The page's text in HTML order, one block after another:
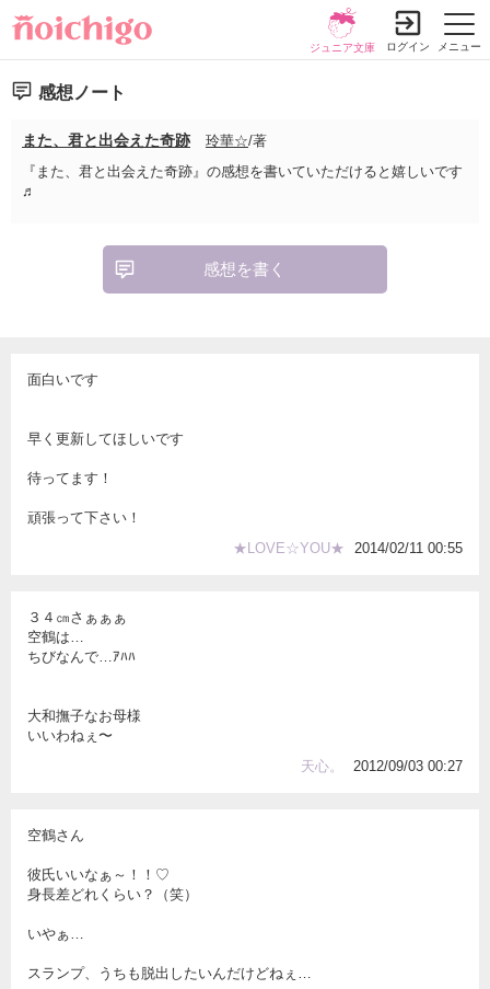
メニュー
ジュニア文庫 ログイン
感想ノート
また、君と出会えた奇跡 玲華☆/著
『また、君と出会えた奇跡』の感想を書いていただけると嬉しいです
♬
感想を書く
面白いです
早く更新してほしいです
待ってます！
頑張って下さい！
★LOVE☆YOU★
2014/02/11 00:55
３４㎝さぁぁぁ
空鶴は…
ちびなんで…ｱﾊﾊ
大和撫子なお母様
いいわねぇ〜
天心。
2012/09/03 00:27
空鶴さん
彼氏いいなぁ～！！♡
身長差どれくらい？（笑）
いやぁ…
スランプ、うちも脱出したいんだけどねぇ…